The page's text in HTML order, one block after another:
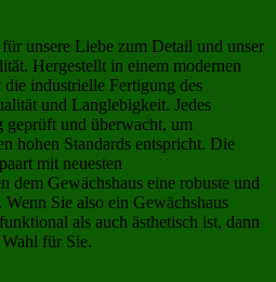
unsere Liebe zum Detail und unser
Hergestellt in einem modernen
industrielle Fertigung des
und Langlebigkeit. Jedes
und überwacht, um
hohen Standards entspricht. Die
mit neuesten
dem Gewächshaus eine robuste und
Sie also ein Gewächshaus
als auch ästhetisch ist, dann
für Sie.